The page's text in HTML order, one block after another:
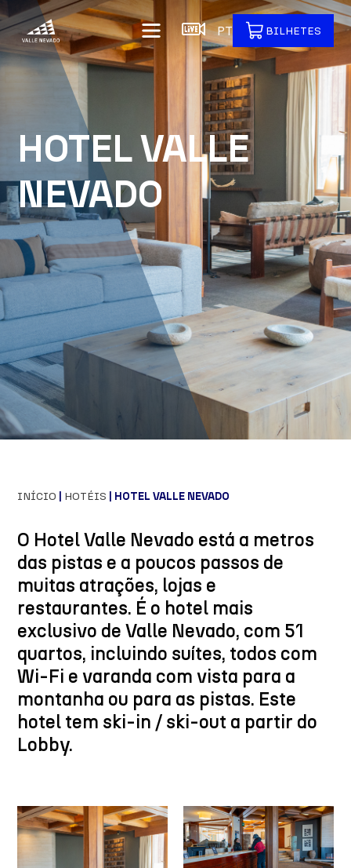
PT BILHETES
HOTEL VALLE
NEVADO
INÍCIO HOTÉIS | HOTEL VALLE NEVADO
O Hotel Valle Nevado está a metros
das pistas e a poucos passos de
muitas atrações, lojas e
restaurantes. É o hotel mais
exclusivo de Valle Nevado, com 51
quartos, incluindo suítes, todos com
Wi-Fi e varanda com vista para a
montanha ou para as pistas. Este
hotel tem ski-in / ski-out a partir do
Lobby.